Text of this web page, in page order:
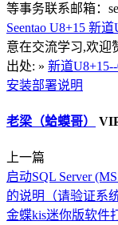
等事务联系邮箱：
Seentao U8+15 新道
意在交流学习,欢迎
出处: » 新道
安装部署说明
老梁（蛤蟆哥）
上一篇
启动SQL Server
的说明（请验证系
金蝶kis迷你版软件